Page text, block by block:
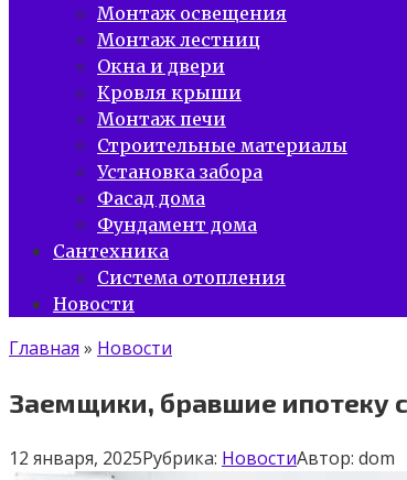
Монтаж освещения
Монтаж лестниц
Окна и двери
Кровля крыши
Монтаж печи
Строительные материалы
Установка забора
Фасад дома
Фундамент дома
Сантехника
Система отопления
Новости
Главная » Новости
Заемщики, бравшие ипотеку
12 января, 2025Рубрика: НовостиАвтор: dom